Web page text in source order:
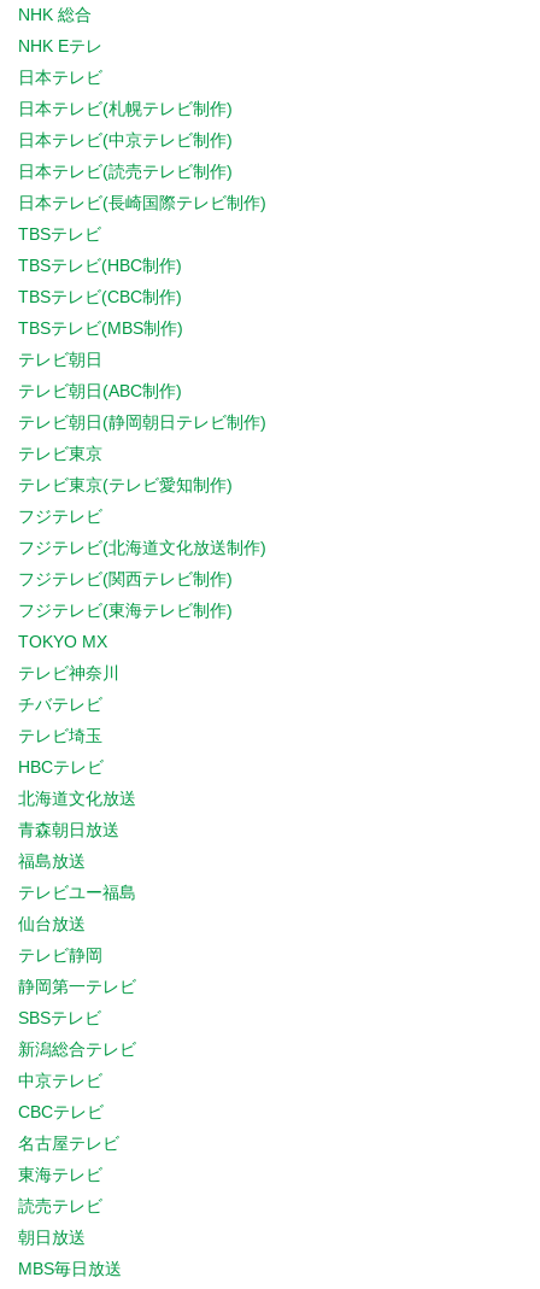
NHK 総合
NHK Eテレ
日本テレビ
日本テレビ(札幌テレビ制作)
日本テレビ(中京テレビ制作)
日本テレビ(読売テレビ制作)
日本テレビ(長崎国際テレビ制作)
TBSテレビ
TBSテレビ(HBC制作)
TBSテレビ(CBC制作)
TBSテレビ(MBS制作)
テレビ朝日
テレビ朝日(ABC制作)
テレビ朝日(静岡朝日テレビ制作)
テレビ東京
テレビ東京(テレビ愛知制作)
フジテレビ
フジテレビ(北海道文化放送制作)
フジテレビ(関西テレビ制作)
フジテレビ(東海テレビ制作)
TOKYO MX
テレビ神奈川
チバテレビ
テレビ埼玉
HBCテレビ
北海道文化放送
青森朝日放送
福島放送
テレビユー福島
仙台放送
テレビ静岡
静岡第一テレビ
SBSテレビ
新潟総合テレビ
中京テレビ
CBCテレビ
名古屋テレビ
東海テレビ
読売テレビ
朝日放送
MBS毎日放送